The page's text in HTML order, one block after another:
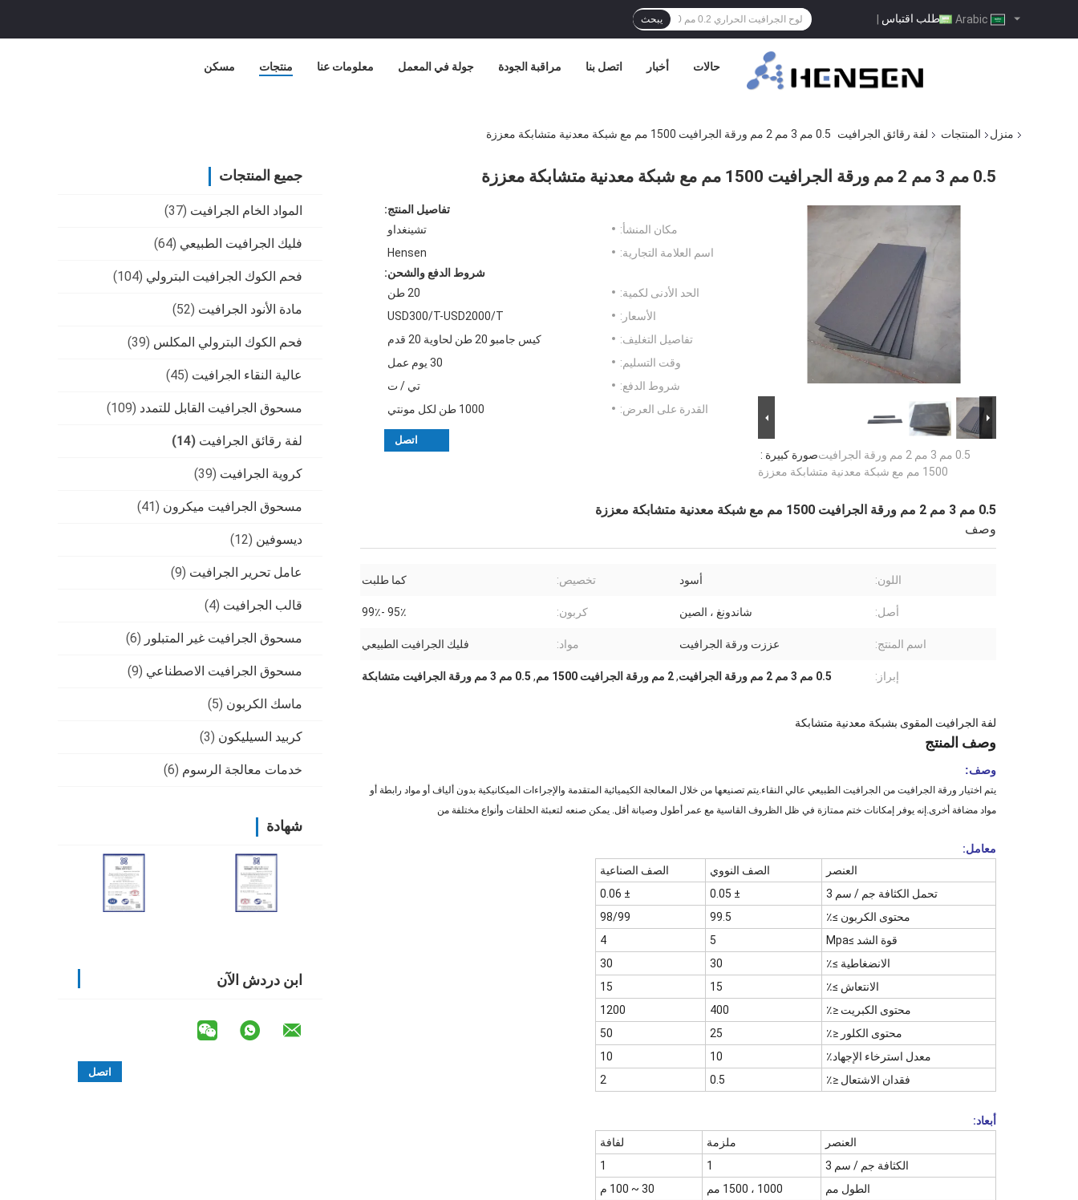
طلب اقتباس | يبحث
مسكن منتجات معلومات عنا جولة في المعمل مراقبة الجودة اتصل بنا أخبار حالات
منزل المنتجات لفة رقائق الجرافيت 0.5 مم 3 مم 2 مم ورقة الجرافيت 1500 مم مع شبكة معدنية متشابكة معززة
جميع المنتجات
المواد الخام الجرافيت (37)
فليك الجرافيت الطبيعي (64)
فحم الكوك الجرافيت البترولي (104)
مادة الأنود الجرافيت (52)
فحم الكوك البترولي المكلس (39)
عالية النقاء الجرافيت (45)
مسحوق الجرافيت القابل للتمدد (109)
لفة رقائق الجرافيت (14)
كروية الجرافيت (39)
مسحوق الجرافيت ميكرون (41)
ديسوفين (12)
عامل تحرير الجرافيت (9)
قالب الجرافيت (4)
مسحوق الجرافيت غير المتبلور (6)
مسحوق الجرافيت الاصطناعي (9)
ماسك الكربون (5)
كربيد السيليكون (3)
خدمات معالجة الرسوم (6)
شهادة
ابن دردش الآن
0.5 مم 3 مم 2 مم ورقة الجرافيت 1500 مم مع شبكة معدنية متشابكة معززة
صورة كبيرة :0.5 مم 3 مم 2 مم ورقة الجرافيت
1500 مم مع شبكة معدنية متشابكة معززة
تفاصيل المنتج:
مكان المنشأ:
تشينغداو
اسم العلامة التجارية:
Hensen
شروط الدفع والشحن:
الحد الأدنى لكمية:
20 طن
الأسعار:
USD300/T-USD2000/T
تفاصيل التغليف:
كيس جامبو 20 طن لحاوية 20 قدم
وقت التسليم:
30 يوم عمل
شروط الدفع:
تي / ت
القدرة على العرض:
1000 طن لكل مونتي
اتصل
0.5 مم 3 مم 2 مم ورقة الجرافيت 1500 مم مع شبكة معدنية متشابكة معززة
وصف
اللون: أسود تخصيص: كما طلبت
أصل: شاندونغ ، الصين كربون: 95٪ -99٪
اسم المنتج: عززت ورقة الجرافيت مواد: فليك الجرافيت الطبيعي
إبراز: 0.5 مم 3 مم 2 مم ورقة الجرافيت ,2 مم ورقة الجرافيت 1500 مم , 0.5 مم 3 مم ورقة الجرافيت متشابكة
لفة الجرافيت المقوى بشبكة معدنية متشابكة
وصف المنتج
وصف:
يتم اختيار ورقة الجرافيت من الجرافيت الطبيعي عالي النقاء.يتم تصنيعها من خلال المعالجة الكيميائية المتقدمة والإجراءات الميكانيكية بدون ألياف أو مواد رابطة أو
مواد مضافة أخرى.إنه يوفر إمكانات ختم ممتازة في ظل الظروف القاسية مع عمر أطول وصيانة أقل. يمكن صنعه لتعبئة الحلقات وأنواع مختلفة من
معامل:
العنصر
الصف النووي
الصف الصناعية
تحمل الكثافة جم / سم 3
± 0.05
± 0.06
محتوى الكربون ≥٪
99.5
98/99
قوة الشد ≥Mpa
5
4
الانضغاطية ≥٪
30
30
الانتعاش ≥٪
15
15
محتوى الكبريت ≤٪
400
1200
محتوى الكلور ≤٪
25
50
معدل استرخاء الإجهاد٪
10
10
فقدان الاشتعال ≤٪
0.5
2
أبعاد:
العنصر
ملزمة
لفافة
الكثافة جم / سم 3
1
1
الطول مم
1000 ، 1500 مم
30 ~ 100 م